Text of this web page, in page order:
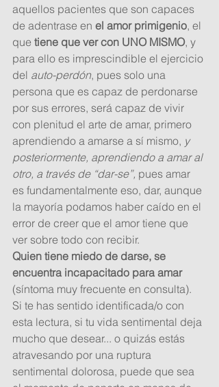
aquellos pacientes que son capaces
de adentrase en el amor primigenio, el
que tiene que ver con UNO MISMO, y
para ello es imprescindible el ejercicio
del auto-perdón, pues solo una
persona que es capaz de perdonarse
por sus errores, será capaz de vivir
con plenitud el arte de amar, primero
aprendiendo a amarse a sí mismo, y
posteriormente, aprendiendo a amar al
otro, a través de “dar-se”, pues amar
es fundamentalmente eso, dar, aunque
la mayoría podamos haber caído en el
error de creer que el amor tiene que
ver sobre todo con recibir.
Quien tiene miedo de darse, se
encuentra incapacitado para amar
(síntoma muy frecuente en consulta).
Si te has sentido identificada/o con
esta lectura, si tu vida sentimental deja
mucho que desear... o quizás estás
atravesando por una ruptura
sentimental dolorosa, puede que sea